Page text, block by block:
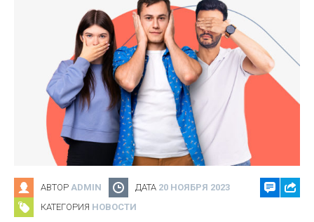
АВТОР ADMIN ДАТА 20 НОЯБРЯ 2023
КАТЕГОРИЯ НОВОСТИ